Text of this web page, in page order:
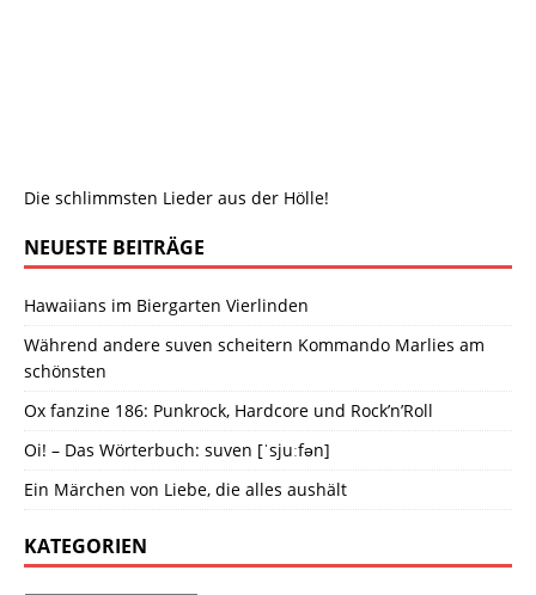
Die schlimmsten Lieder aus der Hölle!
NEUESTE BEITRÄGE
Hawaiians im Biergarten Vierlinden
Während andere suven scheitern Kommando Marlies am
schönsten
Ox fanzine 186: Punkrock, Hardcore und Rock’n’Roll
Oi! – Das Wörterbuch: suven [ˈsjuːfən]
Ein Märchen von Liebe, die alles aushält
KATEGORIEN